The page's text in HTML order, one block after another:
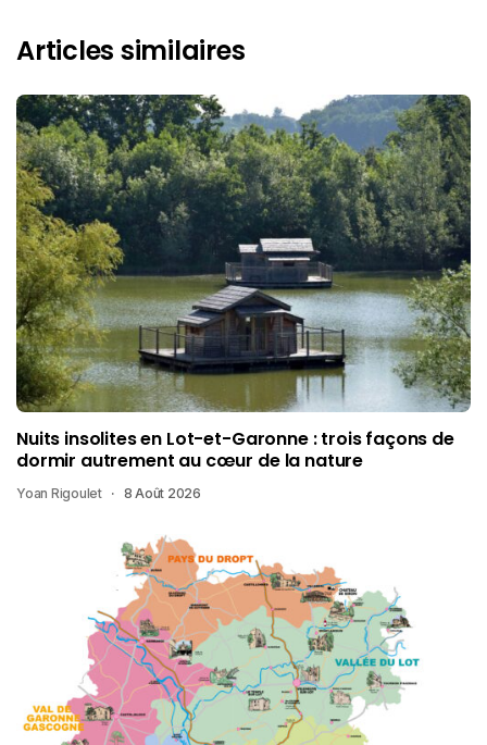
Articles similaires
Nuits insolites en Lot-et-Garonne : trois façons de
dormir autrement au cœur de la nature
Yoan Rigoulet 8 Août 2026